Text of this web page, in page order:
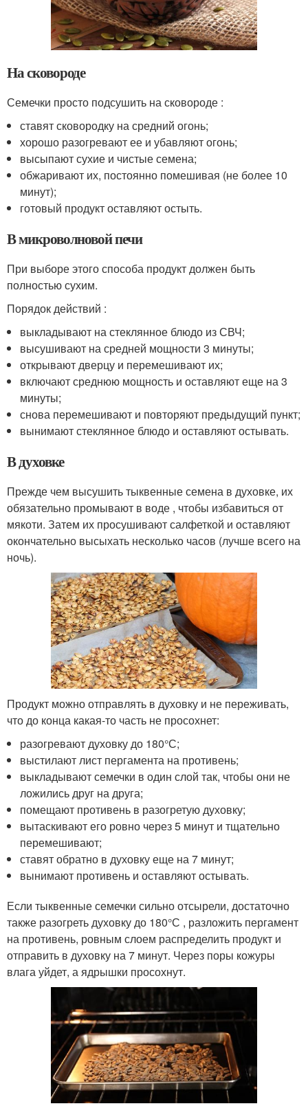
На сковороде
Семечки просто подсушить на сковороде :
ставят сковородку на средний огонь;
хорошо разогревают ее и убавляют огонь;
высыпают сухие и чистые семена;
обжаривают их, постоянно помешивая (не более 10
минут);
готовый продукт оставляют остыть.
В микроволновой печи
При выборе этого способа продукт должен быть
полностью сухим.
Порядок действий :
выкладывают на стеклянное блюдо из СВЧ;
высушивают на средней мощности 3 минуты;
открывают дверцу и перемешивают их;
включают среднюю мощность и оставляют еще на 3
минуты;
снова перемешивают и повторяют предыдущий пункт;
вынимают стеклянное блюдо и оставляют остывать.
В духовке
Прежде чем высушить тыквенные семена в духовке, их
обязательно промывают в воде , чтобы избавиться от
мякоти. Затем их просушивают салфеткой и оставляют
окончательно высыхать несколько часов (лучше всего на
ночь).
Продукт можно отправлять в духовку и не переживать,
что до конца какая-то часть не просохнет:
разогревают духовку до 180°С;
выстилают лист пергамента на противень;
выкладывают семечки в один слой так, чтобы они не
ложились друг на друга;
помещают противень в разогретую духовку;
вытаскивают его ровно через 5 минут и тщательно
перемешивают;
ставят обратно в духовку еще на 7 минут;
вынимают противень и оставляют остывать.
Если тыквенные семечки сильно отсырели, достаточно
также разогреть духовку до 180°С , разложить пергамент
на противень, ровным слоем распределить продукт и
отправить в духовку на 7 минут. Через поры кожуры
влага уйдет, а ядрышки просохнут.